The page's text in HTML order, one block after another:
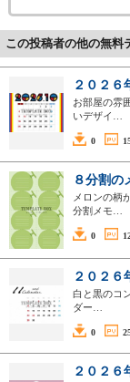
この投稿者の他の無料
２０２６
お部屋の雰
いデザイ…
0
８分割の
メロンの柄
分割メモ…
0
２０２６
白と黒のコ
ダー…
0
２０２６